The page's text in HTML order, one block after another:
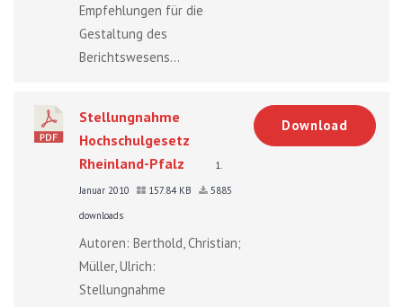
Empfehlungen für die
Gestaltung des
Berichtswesens...
Stellungnahme
Hochschulgesetz
Rheinland-Pfalz
1.
Januar 2010
157.84 KB
5885
downloads
Autoren: Berthold, Christian;
Müller, Ulrich:
Stellungnahme
Download